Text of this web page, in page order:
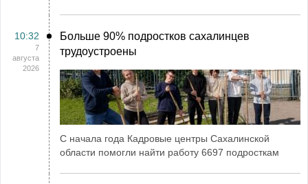
10:32
7
августа
2026
Больше 90% подростков сахалинцев
трудоустроены
С начала года Кадровые центры Сахалинской
области помогли найти работу 6697 подросткам